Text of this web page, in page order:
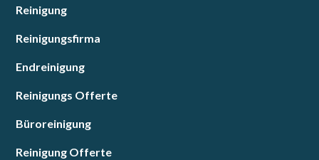
Reinigung
Reinigungsfirma
Endreinigung
Reinigungs Offerte
Büroreinigung
Reinigung Offerte